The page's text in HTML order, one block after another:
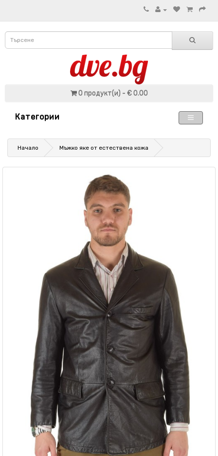
0 продукт(и) - € 0.00
Категории
Начало Мъжко яке от естествена кожа